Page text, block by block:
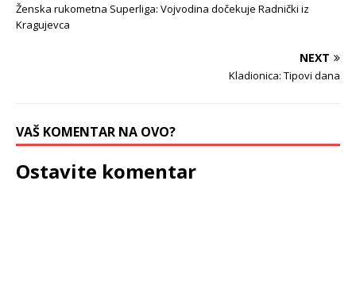
Ženska rukometna Superliga: Vojvodina dočekuje Radnički iz
Kragujevca
NEXT
Kladionica: Tipovi dana
VAŠ KOMENTAR NA OVO?
Ostavite komentar